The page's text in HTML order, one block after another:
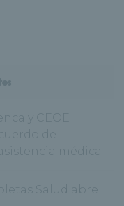
y CEOE
de
médica
Salud abre